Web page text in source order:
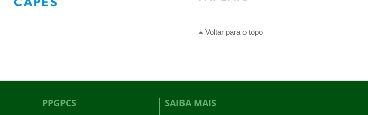
Voltar para o topo
PPGPCS SAIBA MAIS